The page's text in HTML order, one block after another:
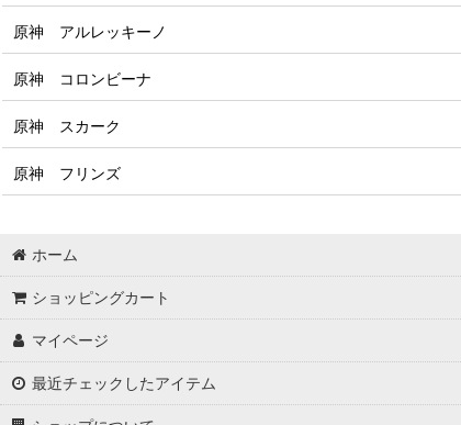
原神 アルレッキーノ
原神 コロンビーナ
原神 スカーク
原神 フリンズ
ホーム
ショッピングカート
マイページ
最近チェックしたアイテム